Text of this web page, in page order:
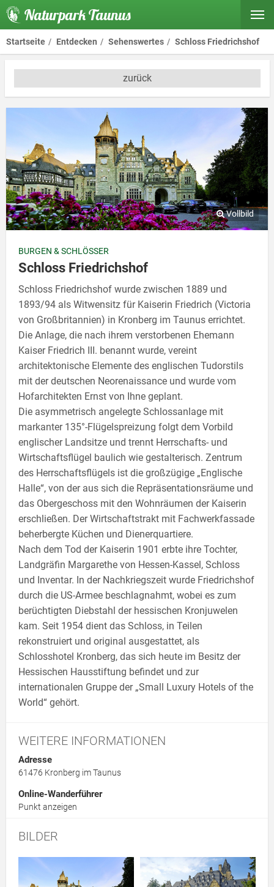
Naturpark Taunus
Startseite Entdecken Sehenswertes Schloss Friedrichshof
zurück
BURGEN & SCHLÖSSER
Schloss Friedrichshof
Schloss Friedrichshof wurde zwischen 1889 und
1893/94 als Witwensitz für Kaiserin Friedrich (Victoria
von Großbritannien) in Kronberg im Taunus errichtet.
Die Anlage, die nach ihrem verstorbenen Ehemann
Kaiser Friedrich III. benannt wurde, vereint
architektonische Elemente des englischen Tudorstils
mit der deutschen Neorenaissance und wurde vom
Hofarchitekten Ernst von Ihne geplant.
Die asymmetrisch angelegte Schlossanlage mit
markanter 135°-Flügelspreizung folgt dem Vorbild
englischer Landsitze und trennt Herrschafts- und
Wirtschaftsflügel baulich wie gestalterisch. Zentrum
des Herrschaftsflügels ist die großzügige „Englische
Halle“, von der aus sich die Repräsentationsräume und
das Obergeschoss mit den Wohnräumen der Kaiserin
erschließen. Der Wirtschaftstrakt mit Fachwerkfassade
beherbergte Küchen und Dienerquartiere.
Nach dem Tod der Kaiserin 1901 erbte ihre Tochter,
Landgräfin Margarethe von Hessen-Kassel, Schloss
und Inventar. In der Nachkriegszeit wurde Friedrichshof
durch die US-Armee beschlagnahmt, wobei es zum
berüchtigten Diebstahl der hessischen Kronjuwelen
kam. Seit 1954 dient das Schloss, in Teilen
rekonstruiert und original ausgestattet, als
Schlosshotel Kronberg, das sich heute im Besitz der
Hessischen Hausstiftung befindet und zur
internationalen Gruppe der „Small Luxury Hotels of the
World“ gehört.
WEITERE INFORMATIONEN
Adresse
61476 Kronberg im Taunus
Online-Wanderführer
Punkt anzeigen
BILDER